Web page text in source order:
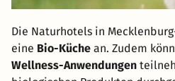
Die Naturhotels in
eine Bio-Küche an. Zudem
Wellness-Anwendungen